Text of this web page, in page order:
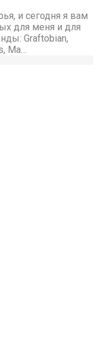
и сегодня я вам
для меня и для
Graftobian,
Ma…